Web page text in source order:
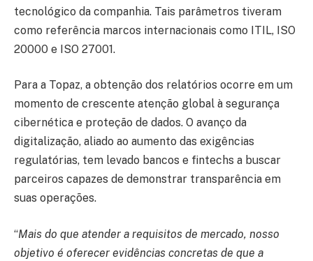
tecnológico da companhia. Tais parâmetros tiveram
como referência marcos internacionais como ITIL, ISO
20000 e ISO 27001.
Para a Topaz, a obtenção dos relatórios ocorre em um
momento de crescente atenção global à segurança
cibernética e proteção de dados. O avanço da
digitalização, aliado ao aumento das exigências
regulatórias, tem levado bancos e fintechs a buscar
parceiros capazes de demonstrar transparência em
suas operações.
“Mais do que atender a requisitos de mercado, nosso
objetivo é oferecer evidências concretas de que a